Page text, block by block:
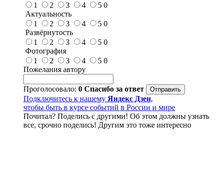
1
2 3 4 5 0
Актуальность
1
2 3 4 5 0
Развёрнутость
1
2 3 4 5 0
Фотография
1
2 3 4 5 0
Пожелания автору
Проголосовало: 0 Спасибо за ответ
Подключитесь к нашему Яндекс Дзен,
чтобы быть в курсе событий в России и мире
Почитал? Поделись с другими! Об этом должны узнать
все, срочно поделись! Другим это тоже интересно